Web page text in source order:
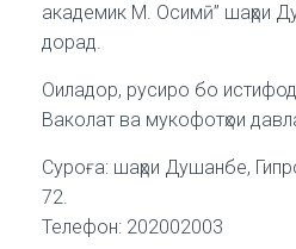
академик М. Осимӣ” шаҳри
дорад.
Оиладор, русиро бо
Ваколат ва мукофотҳои
Суроға: шаҳри Душанбе,
72.
Телефон: 202002003